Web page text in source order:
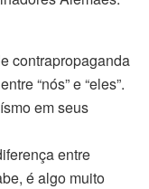
contrapropaganda
“nós” e “eles”.
em seus
entre
é algo muito